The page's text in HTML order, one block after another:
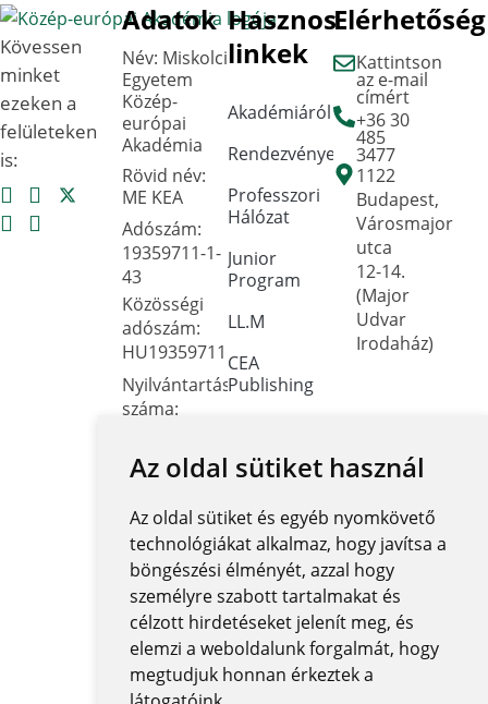
Az oldal sütiket használ
Az oldal sütiket és egyéb nyomkövető
technológiákat alkalmaz, hogy javítsa a
böngészési élményét, azzal hogy
személyre szabott tartalmakat és
célzott hirdetéseket jelenít meg, és
elemzi a weboldalunk forgalmát, hogy
megtudjuk honnan érkeztek a
Kövessen
minket
ezeken a
felületeken
is:
Adatok
Név: Miskolci
Egyetem
Közép-
európai
Akadémia
Rövid név:
ME KEA
Adószám:
19359711-1-
43
Közösségi
adószám:
HU19359711
Nyilvántartási
száma:
Hivatal
FNYF/419-
4/2023
Székhely:
1122
Budapest,
Városmajor
utca 12-14.
Hasznos
linkek
Akadémiáról
Rendezvények
Professzori
Hálózat
Junior
Program
LL.M
CEA
Publishing
Kapcsolat
adatok
Közadatkereső
rendszer
Központi
elektronikus
jegyzék
Elérhetőség
Kattintson
az e-mail
címért
+36 30
485
3477
1122
Budapest,
Városmajor
utca
12-14.
(Major
Udvar
Irodaház)